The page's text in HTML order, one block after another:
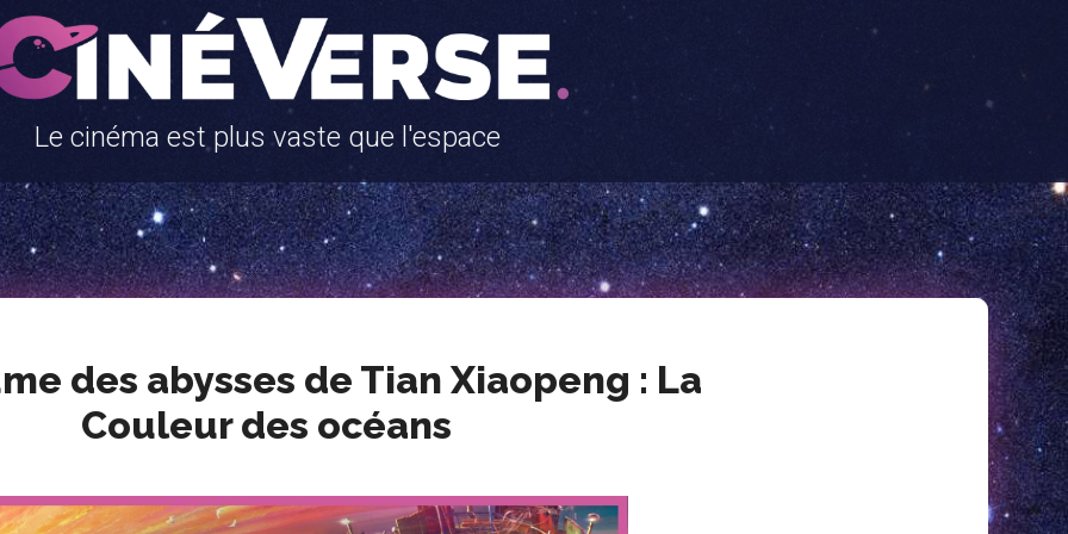
Le cinéma est plus vaste que l'espace
des abysses de Tian Xiaopeng : La
Couleur des océans